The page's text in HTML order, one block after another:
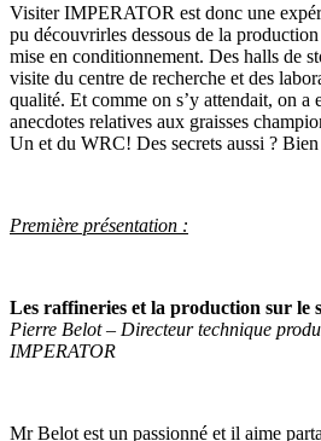
Visiter IMPERATOR est donc une
pu découvrirles dessous de la
mise en conditionnement. Des halls de
visite du centre de recherche et des
qualité. Et comme on s’y attendait, on a
anecdotes relatives aux graisses
Un et du WRC! Des secrets aussi ?
Première présentation :
Les raffineries et la production sur
Pierre Belot – Directeur technique
IMPERATOR
Mr Belot est un passionné et il aime